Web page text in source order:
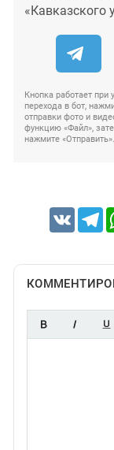
«Кавказского
Кнопка работает
перехода в бот,
отправки фото и
функцию «Файл»,
нажмите «Отправить».
VK